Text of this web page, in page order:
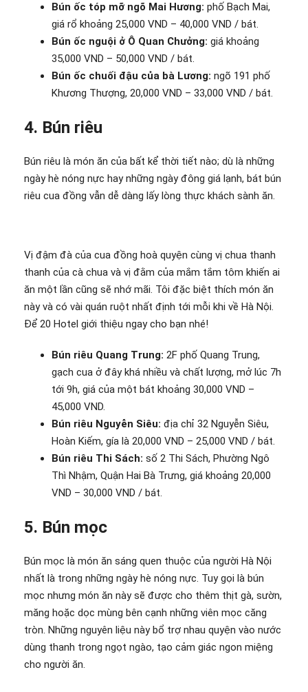
Bún ốc tóp mỡ ngõ Mai Hương: phố Bạch Mai,
giá rổ khoảng 25,000 VND – 40,000 VND / bát.
Bún ốc nguội ở Ô Quan Chưởng: giá khoảng
35,000 VND – 50,000 VND / bát.
Bún ốc chuối đậu của bà Lương: ngõ 191 phố
Khương Thượng, 20,000 VND – 33,000 VND / bát.
4. Bún riêu
Bún riêu là món ăn của bất kể thời tiết nào; dù là những
ngày hè nóng nực hay những ngày đông giá lạnh, bát bún
riêu cua đồng vẫn dễ dàng lấy lòng thực khách sành ăn.
Vị đậm đà của cua đồng hoà quyện cùng vị chua thanh
thanh của cà chua và vị đằm của mắm tắm tôm khiến ai
ăn một lần cũng sẽ nhớ mãi. Tôi đặc biệt thích món ăn
này và có vài quán ruột nhất định tới mỗi khi về Hà Nội.
Để 20 Hotel giới thiệu ngay cho bạn nhé!
Bún riêu Quang Trung: 2F phố Quang Trung,
gạch cua ở đây khá nhiều và chất lượng, mở lúc 7h
tới 9h, giá của một bát khoảng 30,000 VND –
45,000 VND.
Bún riêu Nguyễn Siêu: địa chỉ 32 Nguyễn Siêu,
Hoàn Kiếm, gía là 20,000 VND – 25,000 VND / bát.
Bún riêu Thi Sách: số 2 Thi Sách, Phường Ngô
Thì Nhậm, Quận Hai Bà Trưng, giá khoảng 20,000
VND – 30,000 VND / bát.
5. Bún mọc
Bún mọc là món ăn sáng quen thuộc của người Hà Nội
nhất là trong những ngày hè nóng nực. Tuy gọi là bún
mọc nhưng món ăn này sẽ được cho thêm thịt gà, sườn,
măng hoặc dọc mùng bên cạnh những viên mọc căng
tròn. Những nguyên liệu này bổ trợ nhau quyện vào nước
dùng thanh trong ngọt ngào, tạo cảm giác ngon miệng
cho người ăn.